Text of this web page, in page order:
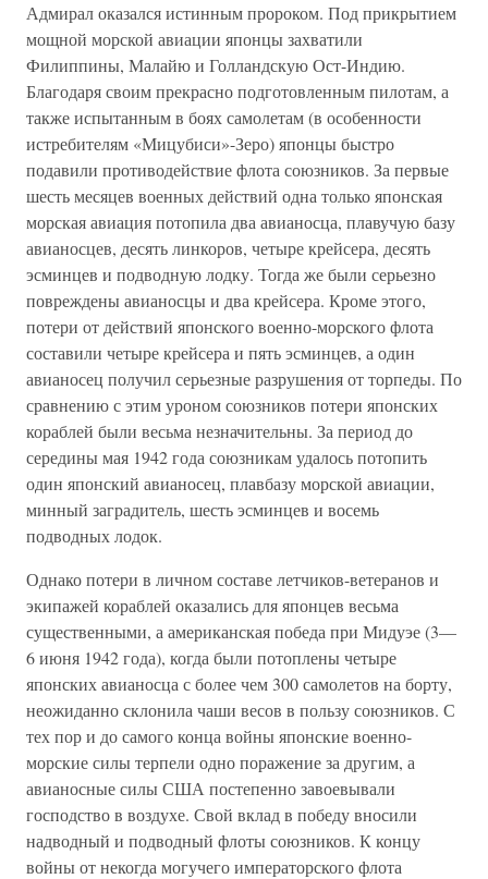
Адмирал оказался истинным пророком. Под прикрытием
мощной морской авиации японцы захватили
Филиппины, Малайю и Голландскую Ост-Индию.
Благодаря своим прекрасно подготовленным пилотам, а
также испытанным в боях самолетам (в особенности
истребителям «Мицубиси»-Зеро) японцы быстро
подавили противодействие флота союзников. За первые
шесть месяцев военных действий одна только японская
морская авиация потопила два авианосца, плавучую базу
авианосцев, десять линкоров, четыре крейсера, десять
эсминцев и подводную лодку. Тогда же были серьезно
повреждены авианосцы и два крейсера. Кроме этого,
потери от действий японского военно-морского флота
составили четыре крейсера и пять эсминцев, а один
авианосец получил серьезные разрушения от торпеды. По
сравнению с этим уроном союзников потери японских
кораблей были весьма незначительны. За период до
середины мая 1942 года союзникам удалось потопить
один японский авианосец, плавбазу морской авиации,
минный заградитель, шесть эсминцев и восемь
подводных лодок.
Однако потери в личном составе летчиков-ветеранов и
экипажей кораблей оказались для японцев весьма
существенными, а американская победа при Мидуэе (3—
6 июня 1942 года), когда были потоплены четыре
японских авианосца с более чем 300 самолетов на борту,
неожиданно склонила чаши весов в пользу союзников. С
тех пор и до самого конца войны японские военно-
морские силы терпели одно поражение за другим, а
авианосные силы США постепенно завоевывали
господство в воздухе. Свой вклад в победу вносили
надводный и подводный флоты союзников. К концу
войны от некогда могучего императорского флота